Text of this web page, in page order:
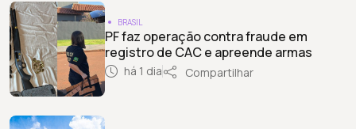
BRASIL
PF faz operação contra fraude em
registro de CAC e apreende armas
há 1 dia Compartilhar